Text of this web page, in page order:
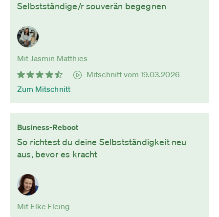
Selbstständige/r souverän begegnen
Mit Jasmin Matthies
Mitschnitt vom 19.03.2026
Zum Mitschnitt
Business-Reboot
So richtest du deine Selbstständigkeit neu
aus, bevor es kracht
Mit Elke Fleing